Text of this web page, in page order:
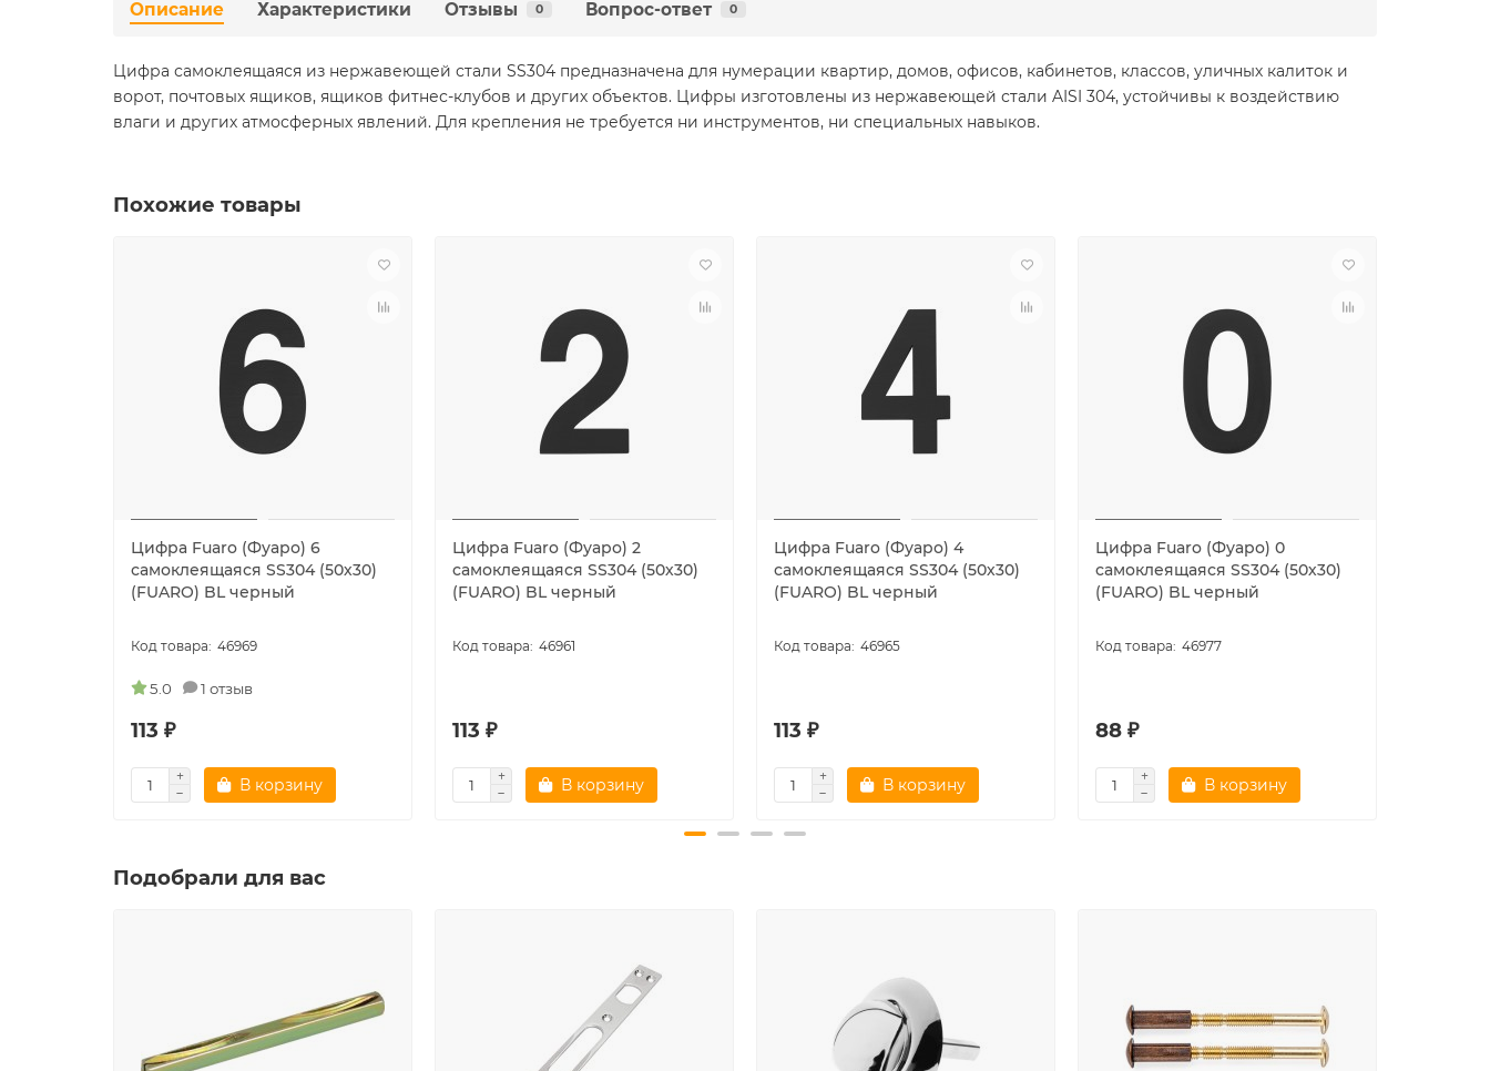
Описание Характеристики Отзывы 0 Вопрос-ответ 0
Цифра самоклеящаяся из нержавеющей стали SS304 предназначена для нумерации квартир, домов, офисов, кабинетов, классов, уличных калиток и
ворот, почтовых ящиков, ящиков фитнес-клубов и других объектов. Цифры изготовлены из нержавеющей стали AISI 304, устойчивы к воздействию
влаги и других атмосферных явлений. Для крепления не требуется ни инструментов, ни специальных навыков.
Похожие товары
Цифра Fuaro (Фуаро) 6
самоклеящаяся SS304 (50х30)
(FUARO) BL черный
46969
5.0 1 отзыв
113 ₽
В корзину
Цифра Fuaro (Фуаро) 2
самоклеящаяся SS304 (50х30)
(FUARO) BL черный
46961
113 ₽
В корзину
Цифра Fuaro (Фуаро) 4
самоклеящаяся SS304 (50х30)
(FUARO) BL черный
46965
113 ₽
В корзину
Цифра Fuaro (Фуаро) 0
самоклеящаяся SS304 (50х30)
(FUARO) BL черный
46977
88 ₽
В корзину
Подобрали для вас